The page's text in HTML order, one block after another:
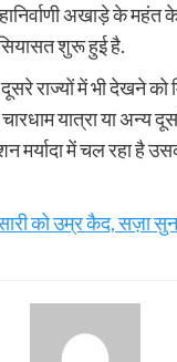
अखाड़े के महंत के
शुरू हुई है.
राज्यों में भी देखने को
यात्रा या अन्य
मर्यादा में चल रहा है
को उम्र कैद, सज़ा